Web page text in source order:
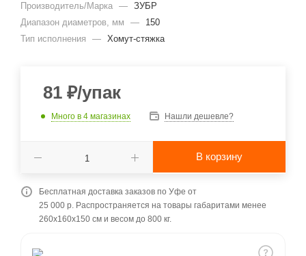
Производитель/Марка — ЗУБР
Диапазон диаметров, мм
—
150
Тип исполнения
— Хомут-стяжка
81 ₽/упак
Много в 4 магазинах Нашли дешевле?
В корзину
Бесплатная доставка заказов по Уфе от
25 000 р. Распространяется на товары габаритами менее
260x160x150 см и весом до 800 кг.